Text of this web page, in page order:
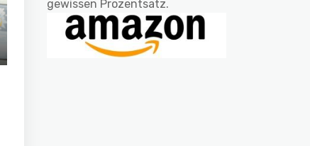
gewissen Prozentsatz.